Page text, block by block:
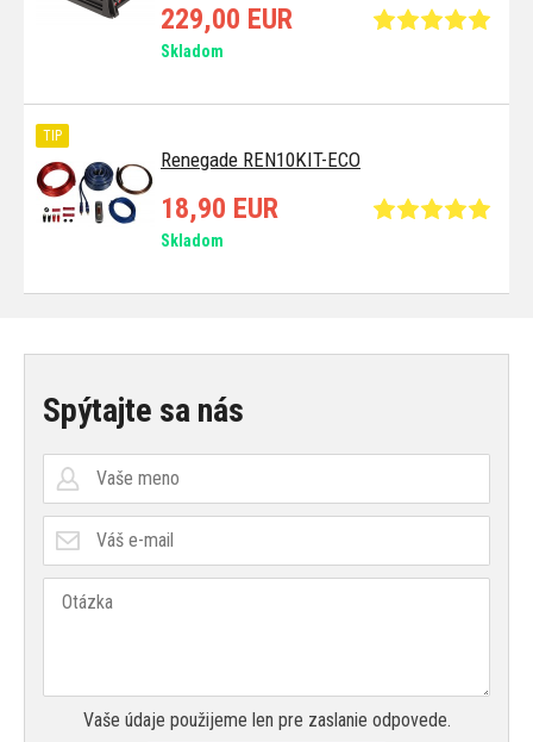
229,00 EUR
Skladom
Renegade REN10KIT-ECO
TIP
18,90 EUR
Skladom
Spýtajte sa nás
Vaše údaje použijeme len pre zaslanie odpovede.